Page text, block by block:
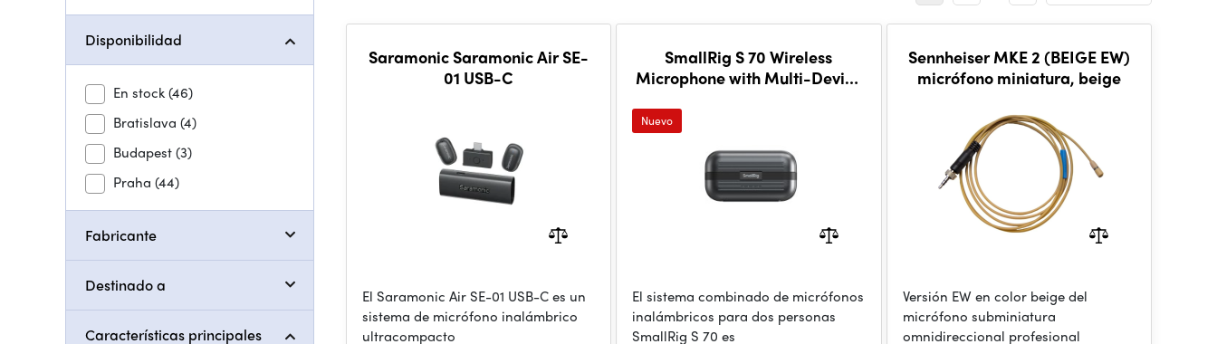
Disponibilidad
En stock(46)
Bratislava (4)
Budapest(3)
Praha (44)
Fabricante
Destinado a
Características principales
Saramonic Saramonic Air SE-
01 USB-C
El Saramonic Air SE-01 USB-C es un
sistema de micrófono inalámbrico
ultracompacto
SmallRig S 70 Wireless
Microphone with Multi-Device
Nuevo
El sistema combinado de micrófonos
inalámbricos para dos personas
SmallRig S 70 es
Sennheiser MKE 2 (BEIGE EW)
micrófono miniatura, beige
Versión EW en color beige del
micrófono subminiatura
omnidireccional profesional